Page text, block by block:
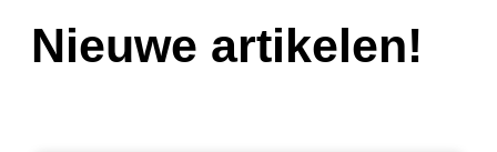
Nieuwe artikelen!